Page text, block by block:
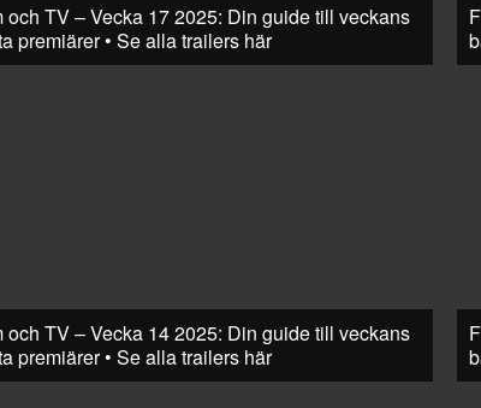
och TV – Vecka 17 2025: Din guide till veckans
premiärer • Se alla trailers här
och TV – Vecka 14 2025: Din guide till veckans
premiärer • Se alla trailers här